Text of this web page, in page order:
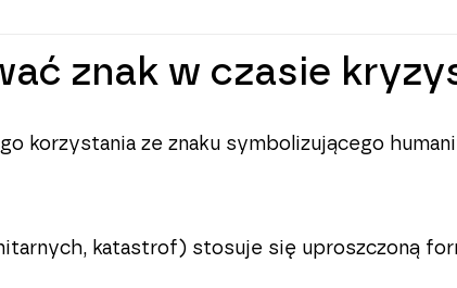
znak w czasie
korzystania ze znaku symbolizującego
katastrof) stosuje się uproszczoną